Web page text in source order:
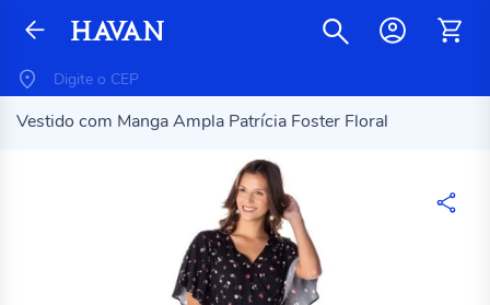
Vestido com Manga Ampla Patrícia Foster Floral